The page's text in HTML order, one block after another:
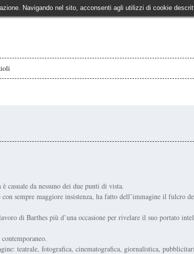
Navigando nel sito, acconsenti agli utilizzi di cookie
casuale da nessuno dei due punti di vista.
sempre maggiore insistenza, ha fatto dell’immagine il fulcro
di Barthes più d’una occasione per rivelare il suo portato
teatrale, fotografica, cinematografica, giornalistica,